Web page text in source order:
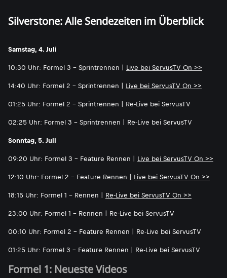
Silverstone: Alle Sendezeiten im Überblick
Samstag, 4. Juli
10:30 Uhr: Formel 3 - Sprintrennen | Live bei ServusTV On >>
14:40 Uhr: Formel 2 - Sprintrennen | Live bei ServusTV On >>
01:25 Uhr: Formel 2 - Sprintrennen | Re-Live bei ServusTV
02:25 Uhr: Formel 3 - Sprintrennen | Re-Live bei ServusTV
Sonntag, 5. Juli
09:20 Uhr: Formel 3 - Feature Rennen | Live bei ServusTV On >>
12:10 Uhr: Formel 2 - Feature Rennen | Live bei ServusTV On >>
18:15 Uhr: Formel 1 - Rennen | Re-Live bei ServusTV On >>
23:00 Uhr: Formel 1 - Rennen | Re-Live bei ServusTV
00:10 Uhr: Formel 2 - Feature Rennen | Re-Live bei ServusTV
01:25 Uhr: Formel 3 - Feature Rennen | Re-Live bei ServusTV
Formel 1: Neueste Videos